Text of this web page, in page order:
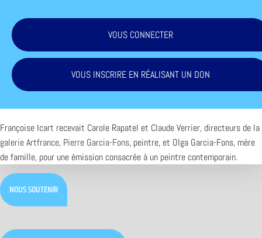
VOUS CONNECTER
VOUS INSCRIRE EN RÉALISANT UN DON
Françoise Icart recevait Carole Rapatel et Claude Verrier, directeurs de la
galerie Artfrance, Pierre Garcia-Fons, peintre, et Olga Garcia-Fons, mère
de famille, pour une émission consacrée à un peintre contemporain.
NOUS SOUTENIR